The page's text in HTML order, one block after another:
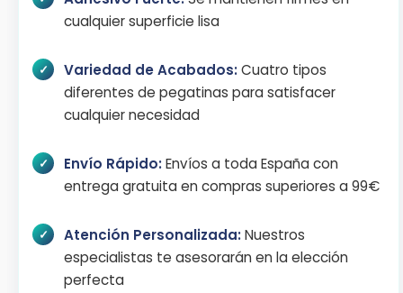
cualquier superficie lisa
Variedad de Acabados:Cuatro tipos
diferentes de pegatinas para satisfacer
cualquier necesidad
Envío Rápido:Envíos a toda España con
entrega gratuita en compras superiores a 99€
Atención Personalizada:Nuestros
especialistas te asesorarán en la elección
perfecta